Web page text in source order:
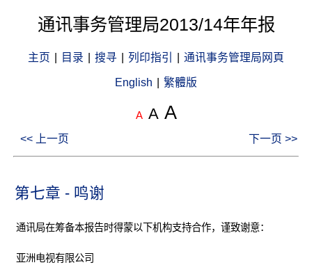
通讯事务管理局2013/14年年报
主页 目录 搜寻 列印指引 通讯事务管理局网頁
English 繁體版
A A A
<< 上一页 下一页 >>
第七章 - 鸣谢
通讯局在筹备本报告时得蒙以下机构支持合作，谨致谢意：
亚洲电视有限公司